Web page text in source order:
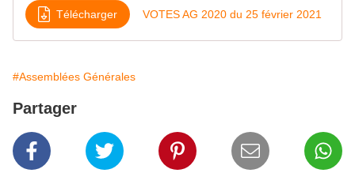
Télécharger VOTES AG 2020 du 25 février 2021
#Assemblées Générales
Partager